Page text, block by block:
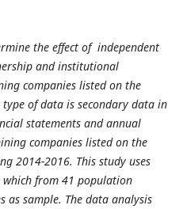
the effect of independent
and institutional
companies listed on the
type of data is secondary data in
statements and annual
companies listed on the
2014-2016. This study uses
from 41 population
as sample. The data analysis